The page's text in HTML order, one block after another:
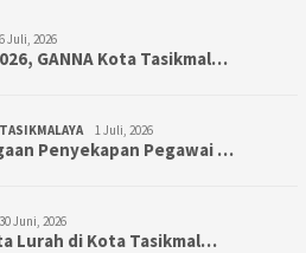
6 Juli, 2026
GANNA Kota Tasikmal…
1 Juli, 2026
Penyekapan Pegawai …
30 Juni, 2026
Lurah di Kota Tasikmal…